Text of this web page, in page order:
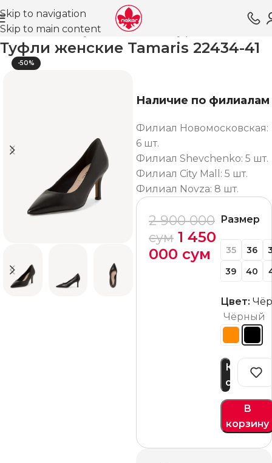
Skip to navigation
Skip to main content
Магазин Обувь для женщин
Туфли женские Tamaris 22434-41
-50%
Наличие по филиалам
Филиал Новомосковская:
6 шт.
Филиал Shevchenko: 5 шт.
Филиал City Mall: 5 шт.
Филиал Novza: 8 шт.
2 900 000
сум 1 450
000 сум
Размер
35 36
39
40
Цвет:
Чёрный
В
корзину
Купить
сейчас